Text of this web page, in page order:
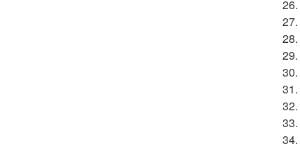
26.
27.
28.
29.
30.
31.
32.
33.
34.